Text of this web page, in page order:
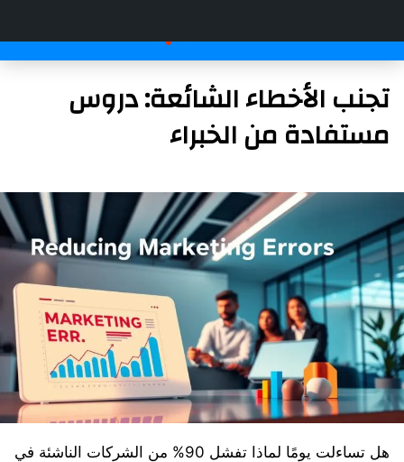
تجنب الأخطاء الشائعة: دروس
مستفادة من الخبراء
هل تساءلت يومًا لماذا تفشل 90% من الشركات الناشئة في